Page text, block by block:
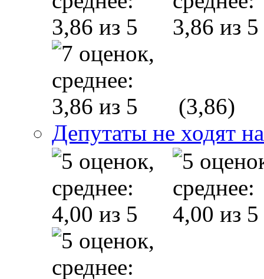
(3,86)
Депутаты не ходят